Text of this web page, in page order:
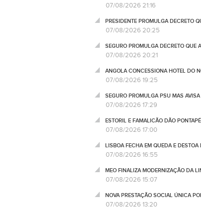
07/08/2026 21:16
PRESIDENTE PROMULGA DECRETO
07/08/2026 20:25
SEGURO PROMULGA DECRETO QUE
07/08/2026 20:21
ANGOLA CONCESSIONA HOTEL DO
07/08/2026 19:25
SEGURO PROMULGA PSU MAS
07/08/2026 17:29
ESTORIL E FAMALICÃO DÃO
07/08/2026 17:00
LISBOA FECHA EM QUEDA E DESTOA
07/08/2026 16:55
MEO FINALIZA MODERNIZAÇÃO DA
07/08/2026 15:07
NOVA PRESTAÇÃO SOCIAL ÚNICA
07/08/2026 13:20